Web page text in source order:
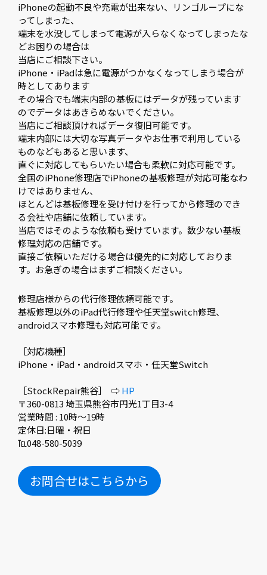
iPhoneの起動不良や充電が出来ない、リンゴループにな
ってしまった、
端末を水没してしまって電源が入らなくなってしまったな
どお困りの場合は
当店にご相談下さい。
iPhone・iPadは急に電源がつかなくなってしまう場合が
時としてあります
その場合でも端末内部の基板にはデータが残っています
のでデータはあきらめないでください。
当店にご相談頂ければデータ復旧可能です。
端末内部には大切な写真データやお仕事で利用している
ものなどもあると思います、
直ぐに対応してもらいたい場合も柔軟に対応可能です。
全国のiPhone修理店でiPhoneの基板修理が対応可能なわ
けではありません、
ほとんどは基板修理を受け付けを行ってから修理のでき
る会社や店舗に依頼しています。
当店ではそのような依頼も受けています。数少ない基板
修理対応の店舗です。
直接ご依頼いただける場合は優先的に対応しておりま
す。お急ぎの場合はまずご相談ください。
修理店様からの代行修理依頼可能です。
基板修理以外のiPad代行修理や任天堂switch修理、
androidスマホ修理も対応可能です。
［対応機種］
iPhone・iPad・androidスマホ・任天堂Switch
［StockRepair熊谷］ ⇨HP
〒360-0813 埼玉県熊谷市円光1丁目3-4
営業時間 : 10時〜19時
定休日:日曜・祝日
℡048-580-5039
お問合せはこちらから